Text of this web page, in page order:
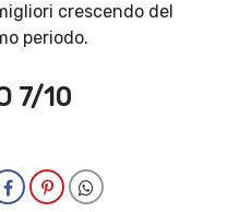
crescendo del
periodo.
7/10